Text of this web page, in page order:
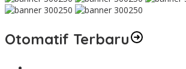
Otomatif Terbaru